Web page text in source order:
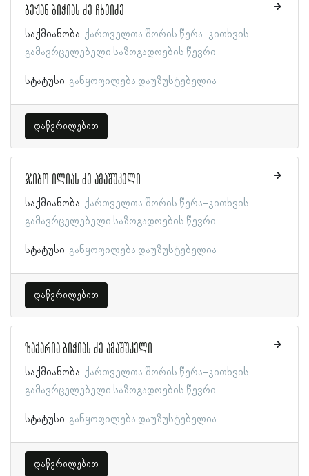
ბეჟან ბიჭიას ძე ჩხეიძე
საქმიანობა: ქართველთა შორის წერა-კითხვის
გამავრცელებელი საზოგადოების წევრი
სტატუსი: განყოფილება დაუზუსტებელია
დაწვრილებით
ჯიბო ილიას ძე ამაშუკელი
საქმიანობა: ქართველთა შორის წერა-კითხვის
გამავრცელებელი საზოგადოების წევრი
სტატუსი: განყოფილება დაუზუსტებელია
დაწვრილებით
ზაქარია ბიჭიას ძე ამაშუკელი
საქმიანობა: ქართველთა შორის წერა-კითხვის
გამავრცელებელი საზოგადოების წევრი
სტატუსი: განყოფილება დაუზუსტებელია
დაწვრილებით